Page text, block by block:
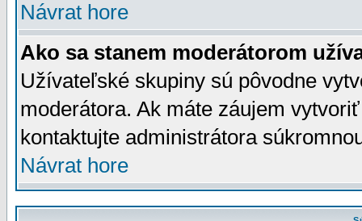
Návrat hore
Ako sa stanem moderátorom
Užívateľské skupiny sú pôvodne
moderátora. Ak máte záujem
kontaktujte administrátora
Návrat hore